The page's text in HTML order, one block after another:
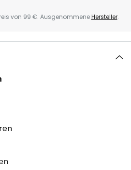
von 99 €. AusgenommeneHersteller.